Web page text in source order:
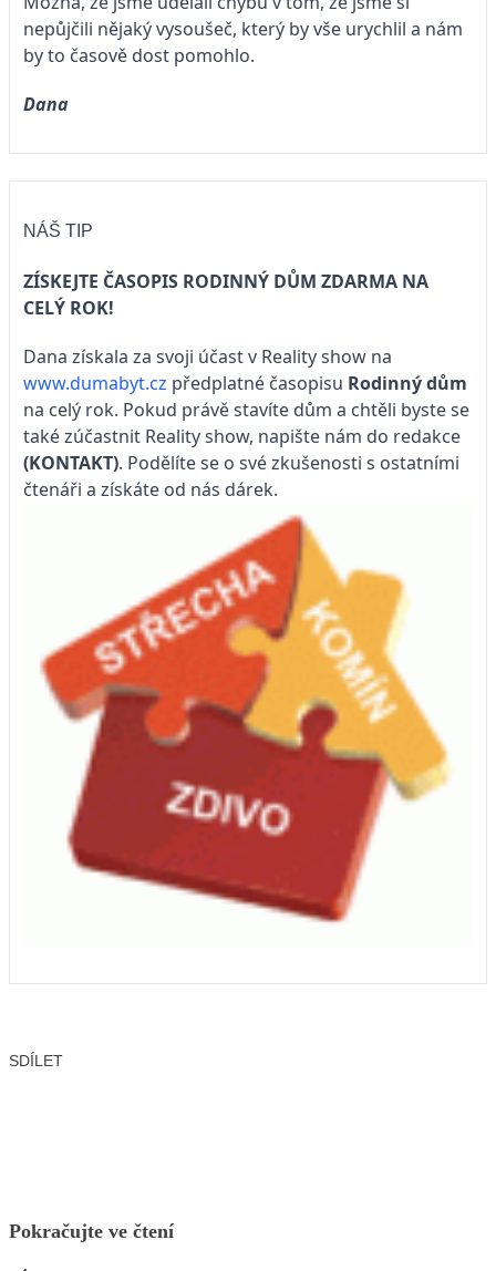
nepůjčili nějaký vysoušeč, který by vše urychlil a nám
by to časově dost pomohlo.
Dana
NÁŠ TIP
ZÍSKEJTE ČASOPIS RODINNÝ DŮM ZDARMA NA
CELÝ ROK!
Dana získala za svoji účast v Reality show na
www.dumabyt.cz předplatné časopisu Rodinný dům
na celý rok. Pokud právě stavíte dům a chtěli byste se
také zúčastnit Reality show, napište nám do redakce
(KONTAKT). Podělíte se o své zkušenosti s ostatními
čtenáři a získáte od nás dárek.
SDÍLET
Pokračujte ve čtení